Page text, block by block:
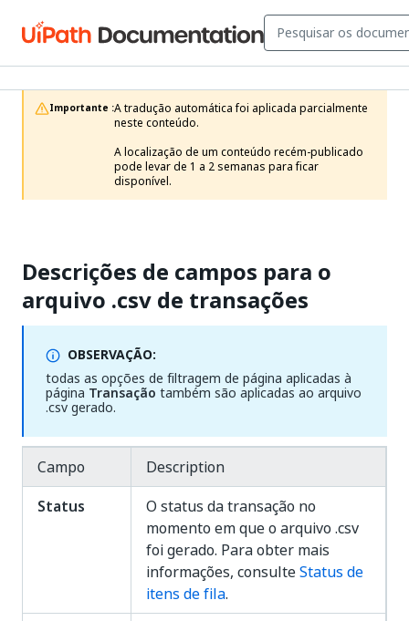
Importante :A tradução automática foi aplicada parcialmente
neste conteúdo.
A localização de um conteúdo recém-publicado
pode levar de 1 a 2 semanas para ficar
disponível.
Descrições de campos para o
arquivo .csv de transações
OBSERVAÇÃO:
todas as opções de filtragem de página aplicadas à
página Transação também são aplicadas ao arquivo
.csv gerado.
Campo
Description
Status
O status da transação no
momento em que o arquivo .csv
foi gerado. Para obter mais
informações, consulteStatus de
itens de fila.